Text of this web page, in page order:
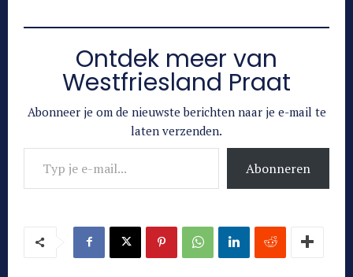
Ontdek meer van
Westfriesland Praat
Abonneer je om de nieuwste berichten naar je e-mail te
laten verzenden.
Typ je e-mail...
Abonneren